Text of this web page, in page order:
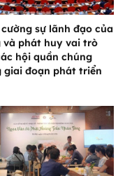
sự lãnh đạo của
và phát huy vai trò
hội quần chúng
giai đoạn phát triển